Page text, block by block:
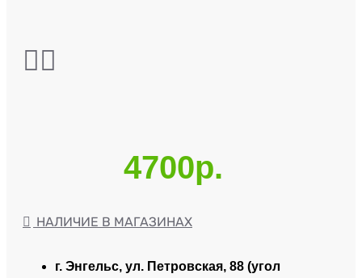
4700р.
НАЛИЧИЕ В МАГАЗИНАХ
г. Энгельс, ул. Петровская, 88 (угол